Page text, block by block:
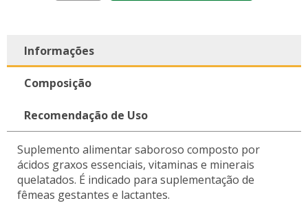
Informações
Composição
Recomendação de Uso
Suplemento alimentar saboroso composto por
ácidos graxos essenciais, vitaminas e minerais
quelatados. É indicado para suplementação de
fêmeas gestantes e lactantes.